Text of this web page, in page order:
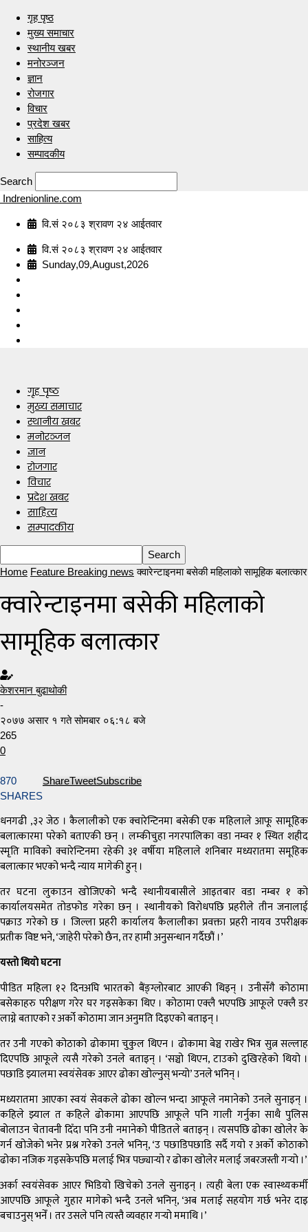
गृह पृष्ठ
मुख्य समाचार
स्थानीय खबर
मनोरञ्जन
ज्ञान
रोजगार
विचार
प्रदेश खबर
साहित्य
सम्पादकीय
Search
Indrenionline.com
वि.सं २०८३ श्रावण २४ आईतवार
वि.सं २०८३ श्रावण २४ आईतवार
Sunday,09,August,2026
गृह पृष्ठ
मुख्य समाचार
स्थानीय खबर
मनोरञ्जन
ज्ञान
रोजगार
विचार
प्रदेश खबर
साहित्य
सम्पादकीय
Home Feature Breaking news क्वारेन्टाइनमा बसेकी महिलाको सामूहिक बलात्कार
क्वारेन्टाइनमा बसेकी महिलाको
सामूहिक बलात्कार
केशरमान बुढाथोकी
-
२०७७ असार १ गते सोमबार ०६:१८ बजे
265
0
870
SHARES
ShareTweetSubscribe
धनगढी ,३२ जेठ । कैलालीको एक क्वारेन्टिनमा बसेकी एक महिलाले आफू सामूहिक
बलात्कारमा परेको बताएकी छन् । लम्कीचुहा नगरपालिका वडा नम्वर १ स्थित शहीद
स्मृति माविको क्वारेन्टिनमा रहेकी ३१ वर्षीया महिलाले शनिबार मध्यरातमा समूहिक
बलात्कार भएको भन्दै न्याय मागेकी हुन् ।
तर घटना लुकाउन खोजिएको भन्दै स्थानीयबासीले आइतबार वडा नम्बर १ को
कार्यालयसमेत तोडफोड गरेका छन् । स्थानीयको विरोधपछि प्रहरीले तीन जनालाई
पक्राउ गरेको छ । जिल्ला प्रहरी कार्यालय कैलालीका प्रवक्ता प्रहरी नायव उपरीक्षक
प्रतीक विष्ट भने, ‘जाहेरी परेको छैन, तर हामी अनुसन्धान गर्दैछौं ।’
यस्तो थियो घटना
पीडित महिला १२ दिनअघि भारतको बैंङ्ग्लोरबाट आएकी थिइन् । उनीसँगै कोठामा
बसेकाहरु परीक्षण गरेर घर गइसकेका थिए । कोठामा एक्लै भएपछि आफूले एक्लै डर
लाग्ने बताएको र अर्को कोठामा जान अनुमति दिइएको बताइन् ।
तर उनी गएको कोठाको ढोकामा चुकुल थिएन । ढोकामा बेञ्च राखेर भित्र सुत्न सल्लाह
दिएपछि आफूले त्यसै गरेको उनले बताइन् । ‘सञ्चो थिएन, टाउको दुखिरहेको थियो ।
पछाडि झ्यालमा स्वयंसेवक आएर ढोका खोल्नुस् भन्यो’ उनले भनिन् ।
मध्यरातमा आएका स्वयं सेवकले ढोका खोल्न भन्दा आफूले नमानेको उनले सुनाइन् ।
कहिले झ्याल त कहिले ढोकामा आएपछि आफूले पनि गाली गर्नुका साथै पुलिस
बोलाउन चेतावनी दिँदा पनि उनी नमानेको पीडितले बताइन् । त्यसपछि ढोका खोलेर के
गर्न खोजेको भनेर प्रश्न गरेको उनले भनिन्, ‘उ पछाडिपछाडि सर्दै गयो र अर्को कोठाको
ढोका नजिक गइसकेपछि मलाई भित्र पछ्यार्‍यो र ढोका खोलेर मलाई जबरजस्ती गर्‍यो ।’
अर्का स्वयंसेवक आएर भिडियो खिचेको उनले सुनाइन् । त्यही बेला एक स्वास्थ्यकर्मी
आएपछि आफूले गुहार मागेको भन्दै उनले भनिन्, ‘अब मलाई सहयोग गर्छ भनेर दाइ
बचाउनुस् भनेँ । तर उसले पनि त्यस्तै व्यवहार गर्‍यो ममाथि ।’